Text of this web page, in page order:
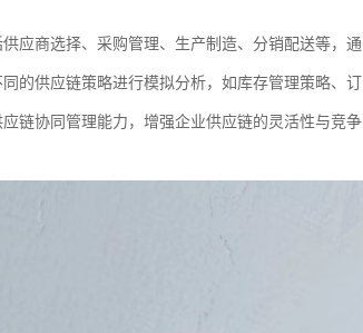
应商选择、采购管理、生产制造、分销配送等，通
的供应链策略进行模拟分析，如库存管理策略、订
链协同管理能力，增强企业供应链的灵活性与竞争